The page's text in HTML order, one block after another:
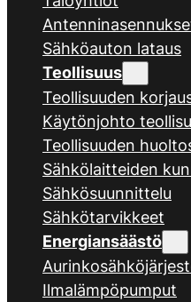
Sähköauton lataus
Teollisuus
Teollisuuden
Käytönjohto
Teollisuuden
Sähkölaitteiden
Sähkösuunnittelu
Sähkötarvikkeet
Energiansäästö
Ilmalämpöpumput